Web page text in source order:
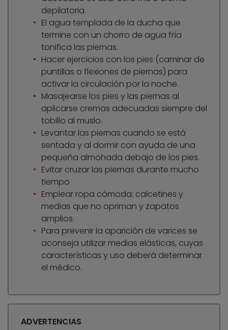
depilatoria.
El agua templada de la ducha que
termine con un chorro de agua fría
tonifica las piernas.
Hacer ejercicios con los pies (caminar de
puntillas o flexiones de piernas) para
activar la circulación por la noche.
Masajearse los pies y las piernas al
aplicarse cremas adecuadas siempre del
tobillo al muslo.
Levantar las piernas cuando se está
sentada y al dormir con ayuda de una
pequeña almohada debajo de los pies.
Evitar cruzar las piernas durante mucho
tiempo
Emplear ropa cómoda: calcetines y
medias que no opriman y zapatos
amplios.
Para prevenir la aparición de varices se
aconseja utilizar medias elásticas, cuyas
características y uso deberá determinar
el médico.
ADVERTENCIAS